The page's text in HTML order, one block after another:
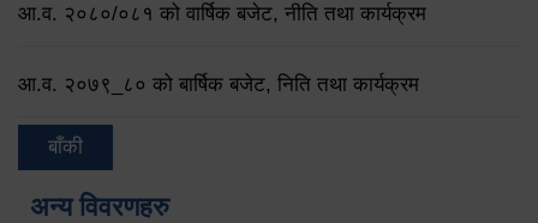
आ.व. २०८०/०८१ को वार्षिक बजेट, नीति तथा कार्यक्रम
आ.व. २०७९‌_८० को बार्षिक बजेट, निति तथा कार्यक्रम
बाँकी
अन्य विवरणहरु